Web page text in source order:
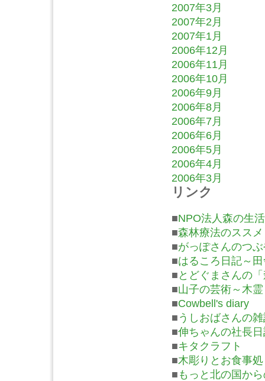
2007年3月
2007年2月
2007年1月
2006年12月
2006年11月
2006年10月
2006年9月
2006年8月
2006年7月
2006年6月
2006年5月
2006年4月
2006年3月
リンク
■NPO法人森の生活
■森林療法のススメ
■がっぽさんのつ
■はるころ日記～
■ とどぐまさんの
■山子の芸術～木
■Cowbell's diary
■ うしおばさんの
■伸ちゃんの社長
■キタクラフト
■木彫りとお食事
■ もっと北の国か